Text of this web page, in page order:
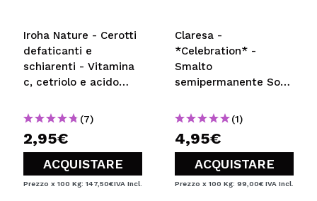
Iroha Nature - Cerotti
defaticanti e
schiarenti - Vitamina
c, cetriolo e acido
(7)
2,95€
ACQUISTARE
Prezzo x 100 Kg: 147,50€IVA Incl.
Claresa -
*Celebration* -
Smalto
semipermanente Soak
(1)
4,95€
ACQUISTARE
Prezzo x 100 Kg: 99,00€ IVA Incl.